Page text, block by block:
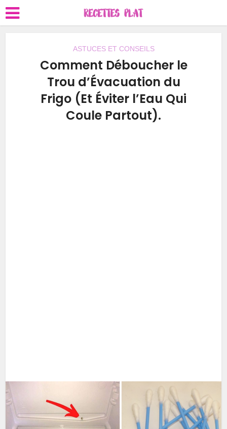
ASTUCES ET CONSEILS
Comment Déboucher le
Trou d’Évacuation du
Frigo (Et Éviter l’Eau Qui
Coule Partout).